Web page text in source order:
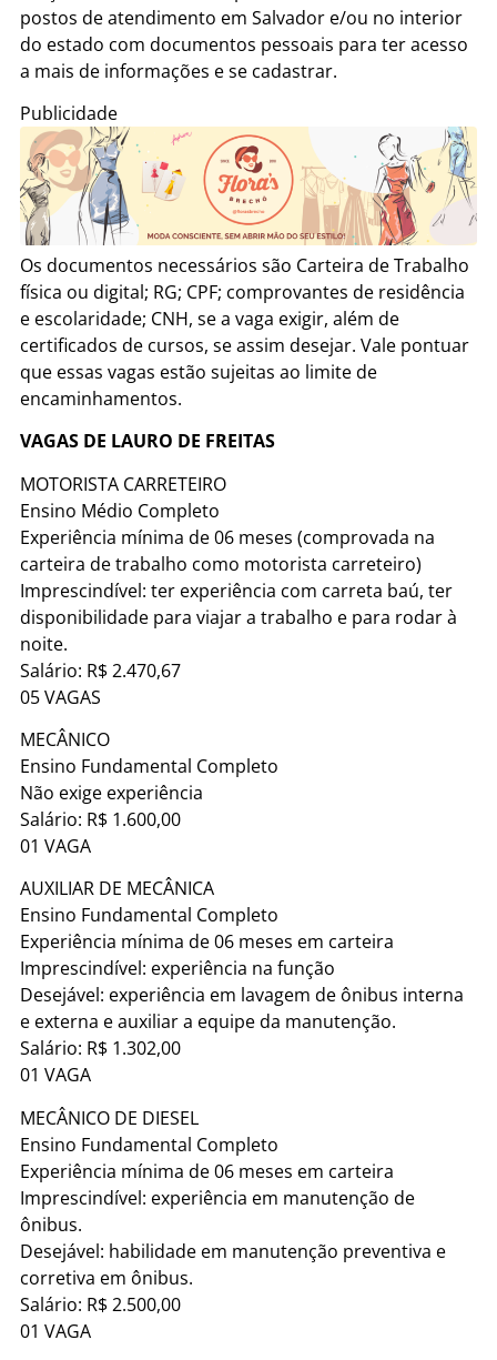
postos de atendimento em Salvador e/ou no interior
do estado com documentos pessoais para ter acesso
a mais de informações e se cadastrar.
Publicidade
Os documentos necessários são Carteira de Trabalho
física ou digital; RG; CPF; comprovantes de residência
e escolaridade; CNH, se a vaga exigir, além de
certificados de cursos, se assim desejar. Vale pontuar
que essas vagas estão sujeitas ao limite de
encaminhamentos.
VAGAS DE LAURO DE FREITAS
MOTORISTA CARRETEIRO
Ensino Médio Completo
Experiência mínima de 06 meses (comprovada na
carteira de trabalho como motorista carreteiro)
Imprescindível: ter experiência com carreta baú, ter
disponibilidade para viajar a trabalho e para rodar à
noite.
Salário: R$ 2.470,67
05 VAGAS
MECÂNICO
Ensino Fundamental Completo
Não exige experiência
Salário: R$ 1.600,00
01 VAGA
AUXILIAR DE MECÂNICA
Ensino Fundamental Completo
Experiência mínima de 06 meses em carteira
Imprescindível: experiência na função
Desejável: experiência em lavagem de ônibus interna
e externa e auxiliar a equipe da manutenção.
Salário: R$ 1.302,00
01 VAGA
MECÂNICO DE DIESEL
Ensino Fundamental Completo
Experiência mínima de 06 meses em carteira
Imprescindível: experiência em manutenção de
ônibus.
Desejável: habilidade em manutenção preventiva e
corretiva em ônibus.
Salário: R$ 2.500,00
01 VAGA